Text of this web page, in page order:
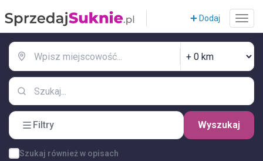
Dodaj
Filtry Wyszukaj
Szukaj również w opisach